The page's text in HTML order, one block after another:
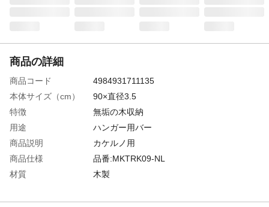
商品の詳細
商品コード
4984931711135
本体サイズ（cm）
90×直径3.5
特徴
無垢の木収納
用途
ハンガー用バー
商品説明
カケルノ用
商品仕様
品番:MKTRK09-NL
材質
木製
より変わります